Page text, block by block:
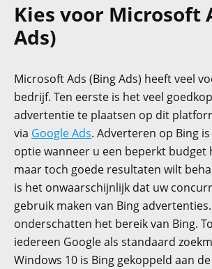
Kies voor Microsoft
Ads)
Microsoft Ads (Bing Ads) heeft veel
bedrijf. Ten eerste is het veel
advertentie te plaatsen op dit
via Google Ads. Adverteren op Bing
optie wanneer u een beperkt budget
maar toch goede resultaten wilt
is het onwaarschijnlijk dat uw
gebruik maken van Bing
onderschatten het bereik van Bing.
iedereen Google als standaard
Windows 10 is Bing gekoppeld aan